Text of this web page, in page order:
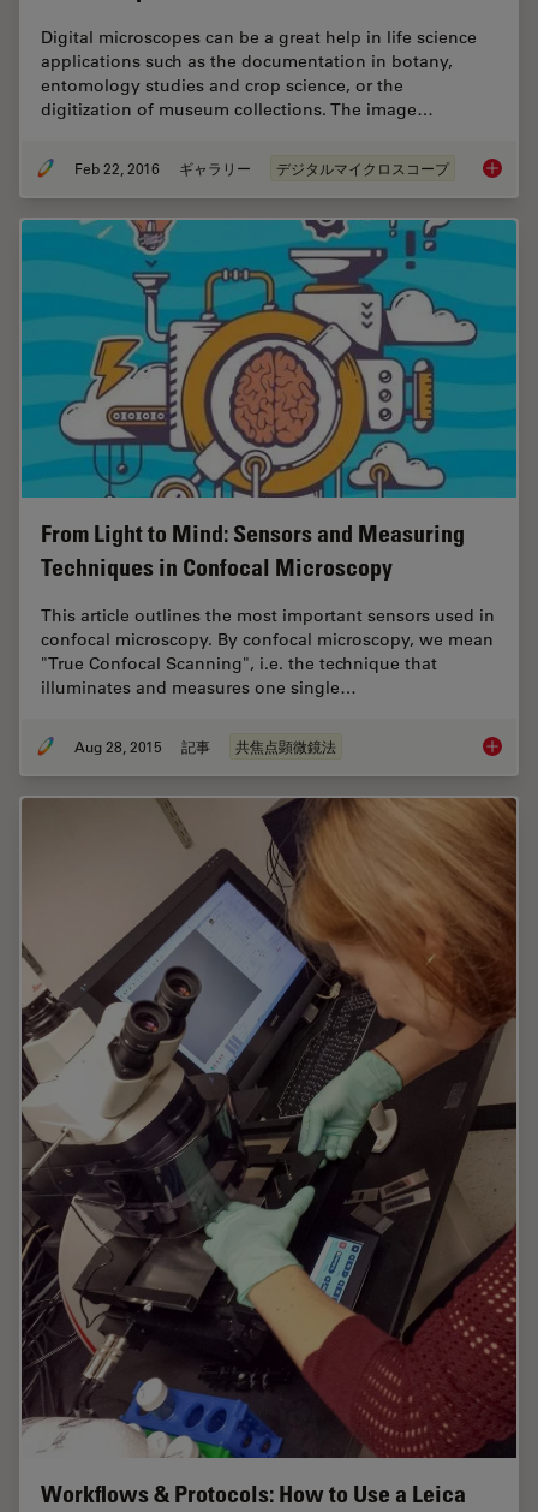
Digital microscopes can be a great help in life science
applications such as the documentation in botany,
entomology studies and crop science, or the
digitization of museum collections. The image…
Feb 22, 2016 ギャラリー デジタルマイクロスコープ Life
From Light to Mind: Sensors and Measuring
Techniques in Confocal Microscopy
This article outlines the most important sensors used in
confocal microscopy. By confocal microscopy, we mean
"True Confocal Scanning", i.e. the technique that
illuminates and measures one single…
Aug 28, 2015 記事 共焦点顕微鏡法 From
Workflows & Protocols: How to Use a Leica